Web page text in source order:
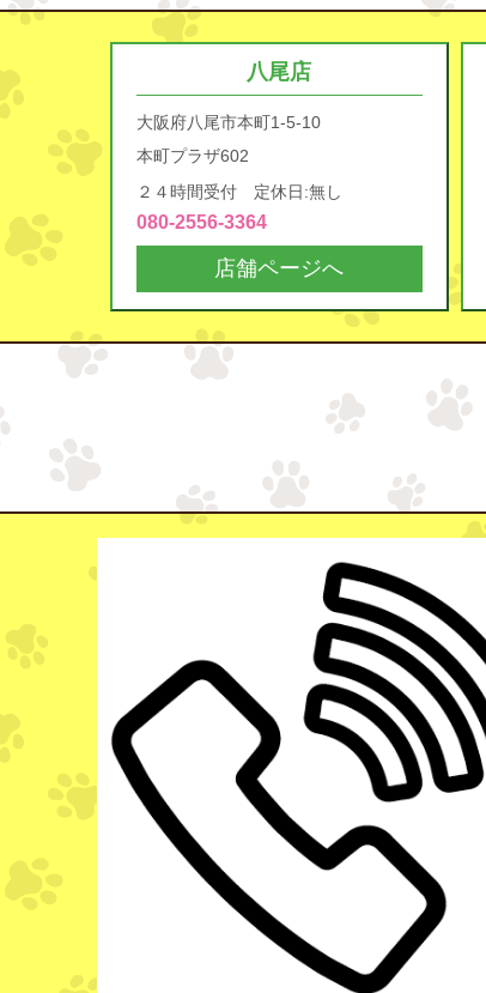
八尾店
大阪府八尾市本町1-5-10
本町プラザ602
２４時間受付 定休日:無し
080-2556-3364
店舗ページへ